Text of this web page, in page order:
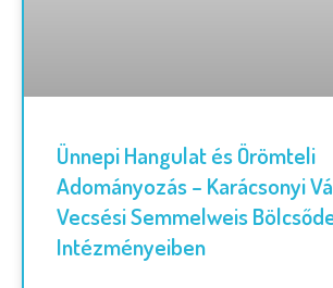
Ünnepi Hangulat és Örömteli
Adományozás – Karácsonyi
Vecsési Semmelweis
Intézményeiben